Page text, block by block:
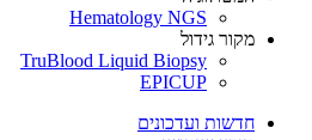
Hematology NGS
מקור גידול
TruBlood Liquid Biopsy
EPICUP
חדשות ועדכונים